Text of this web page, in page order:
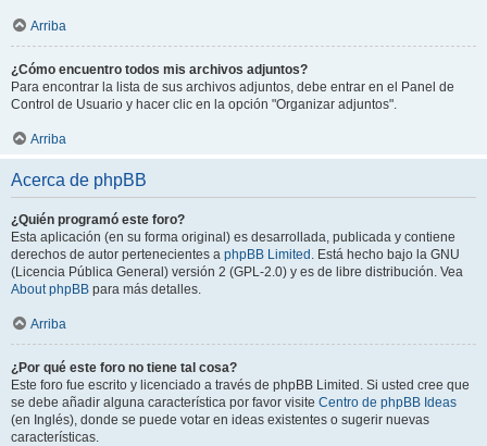
Arriba
¿Cómo encuentro todos mis archivos adjuntos?
Para encontrar la lista de sus archivos adjuntos, debe entrar en el Panel de
Control de Usuario y hacer clic en la opción "Organizar adjuntos".
Arriba
Acerca de phpBB
¿Quién programó este foro?
Esta aplicación (en su forma original) es desarrollada, publicada y contiene
derechos de autor pertenecientes a phpBB Limited . Está hecho bajo la GNU
(Licencia Pública General) versión 2 (GPL-2.0) y es de libre distribución. Vea
About phpBB para más detalles.
Arriba
¿Por qué este foro no tiene tal cosa?
Este foro fue escrito y licenciado a través de phpBB Limited. Si usted cree que
se debe añadir alguna característica por favor visite Centro de phpBB Ideas
(en Inglés), donde se puede votar en ideas existentes o sugerir nuevas
características.